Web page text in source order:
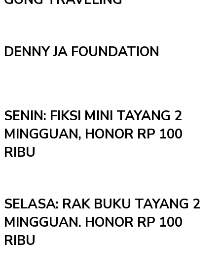
DENNY JA FOUNDATION
SENIN: FIKSI MINI TAYANG 2
MINGGUAN, HONOR RP 100
RIBU
SELASA: RAK BUKU TAYANG 2
MINGGUAN. HONOR RP 100
RIBU